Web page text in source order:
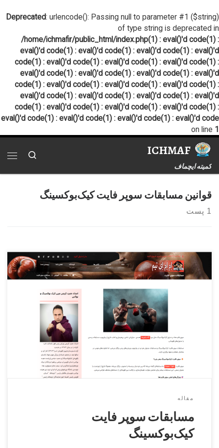
Deprecated: urlencode(): Passing null to parameter #1 ($string)
of type string is deprecated in
/home/ichmafir/public_html/index.php(1) : eval()'d code(1) :
eval()'d code(1) : eval()'d code(1) : eval()'d code(1) : eval()'d
code(1) : eval()'d code(1) : eval()'d code(1) : eval()'d code(1) :
eval()'d code(1) : eval()'d code(1) : eval()'d code(1) : eval()'d
code(1) : eval()'d code(1) : eval()'d code(1) : eval()'d code(1) :
eval()'d code(1) : eval()'d code(1) : eval()'d code(1) : eval()'d
code(1) : eval()'d code(1) : eval()'d code(1) : eval()'d code(1) :
eval()'d code(1) : eval()'d code(1) : eval()'d code(1) : eval()'d code
on line 1
پرش به محتوا
ICHMAF
کمیته ایچماف
Search
قوانین مسابقات سوپر فایت کیک‌بوکسینگ
1 پست
Super Fight نبردی فراتر از قهرمانی! سوپر فایت یعنی وقتی دو
مبارز حرفه‌ای، خارج از جدول رسمی، رو در روی هم قرار
می‌گیرن تا قدرت واقعی‌شون رو نشون بدن!اینجا خبری از صعود
مرحله‌ای نیست—فقط یک مبارزه، یک فرصت، یک انفجار هیجان!با
قوانین خاص، داوری دقیق و جایزه‌های ویژه، سوپر فایت‌ها […]
مقاله
مسابقات سوپر فایت
کیک‌بوکسینگ